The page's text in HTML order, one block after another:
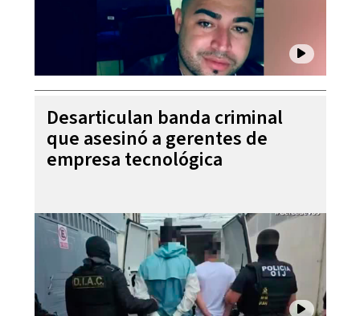
Desarticulan banda criminal
que asesinó a gerentes de
empresa tecnológica